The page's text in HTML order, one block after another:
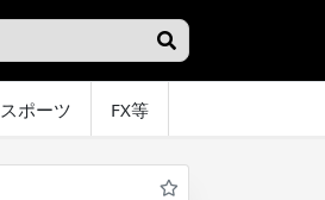
スポーツ FX等